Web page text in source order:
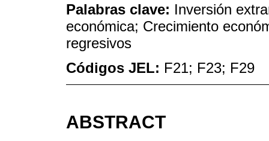
Palabras clave: Inversión
económica; Crecimiento
regresivos
Códigos JEL: F21; F23; F29
ABSTRACT